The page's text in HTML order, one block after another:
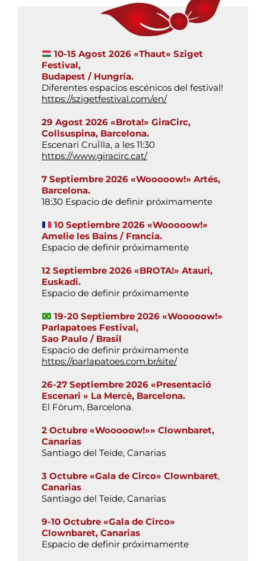
Contacto10-15 Agost 2026 «Thaut» Sziget
Festival,
Budapest / Hungría.
Diferentes espacios escénicos del festival!
https://szigetfestival.com/en/
29 Agost 2026 «Brota!» GiraCirc,
Collsuspina, Barcelona.
Escenari CruÏlla, a les 11:30
https://www.giracirc.cat/
7 Septiembre 2026 «Wooooow!» Artés,
Barcelona.
18:30 Espacio de definir próximamente
10 Septiembre 2026 «Wooooow!»
Amelie les Bains / Francia.
Espacio de definir próximamente
12 Septiembre 2026 «BROTA!» Atauri,
Euskadi.
Espacio de definir próximamente
19-20 Septiembre 2026 «Wooooow!»
Parlapatoes Festival,
Sao Paulo / Brasil
Espacio de definir próximamente
https://parlapatoes.com.br/site/
26-27 Septiembre 2026 «Presentació
Escenari » La Mercè, Barcelona.
El Fòrum, Barcelona.
2 Octubre «Wooooow!»» Clownbaret,
Canarias
Santiago del Teide, Canarias
3 Octubre «Gala de Circo» Clownbaret,
Canarias
Santiago del Teide, Canarias
9-10 Octubre «Gala de Circo»
Clownbaret, Canarias
Espacio de definir próximamente